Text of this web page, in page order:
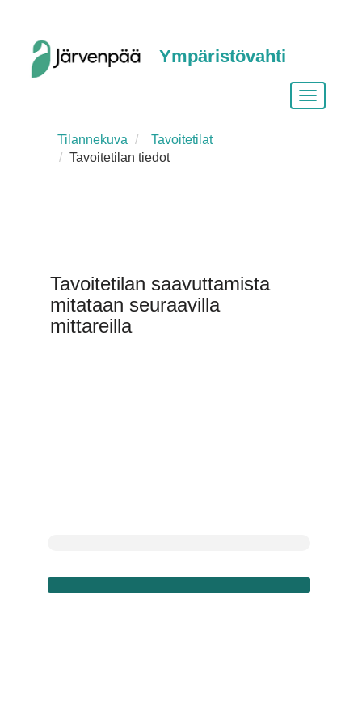
Ympäristövahti
Vaihda
Tilannekuva
Tavoitetilat
Tavoitetilan tiedot
Tavoitetilan saavuttamista
mitataan seuraavilla
mittareilla